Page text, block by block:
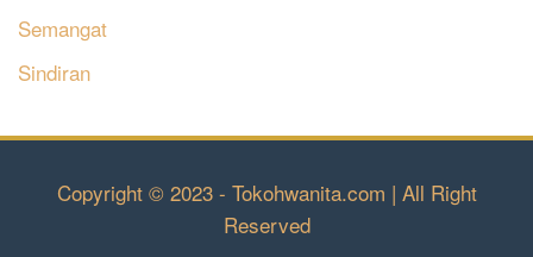
Semangat
Sindiran
Copyright © 2023 - Tokohwanita.com | All Right
Reserved